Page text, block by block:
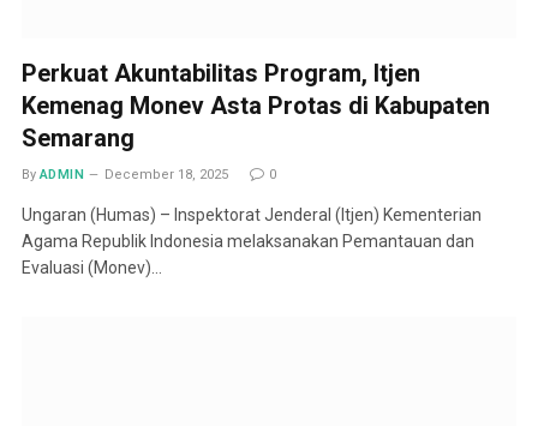
Perkuat Akuntabilitas Program, Itjen
Kemenag Monev Asta Protas di Kabupaten
Semarang
By ADMIN December 18, 2025 0
Ungaran (Humas) – Inspektorat Jenderal (Itjen) Kementerian
Agama Republik Indonesia melaksanakan Pemantauan dan
Evaluasi (Monev)…